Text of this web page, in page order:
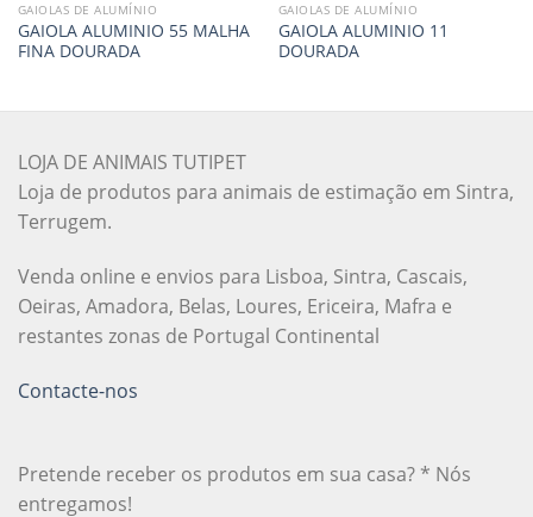
GAIOLAS DE ALUMÍNIO
GAIOLA ALUMINIO 55 MALHA
FINA DOURADA
GAIOLAS DE ALUMÍNIO
GAIOLA ALUMINIO 11
DOURADA
LOJA DE ANIMAIS TUTIPET
Loja de produtos para animais de estimação em Sintra,
Terrugem.
Venda online e envios para Lisboa, Sintra, Cascais,
Oeiras, Amadora, Belas, Loures, Ericeira, Mafra e
restantes zonas de Portugal Continental
Contacte-nos
Pretende receber os produtos em sua casa? * Nós
entregamos!